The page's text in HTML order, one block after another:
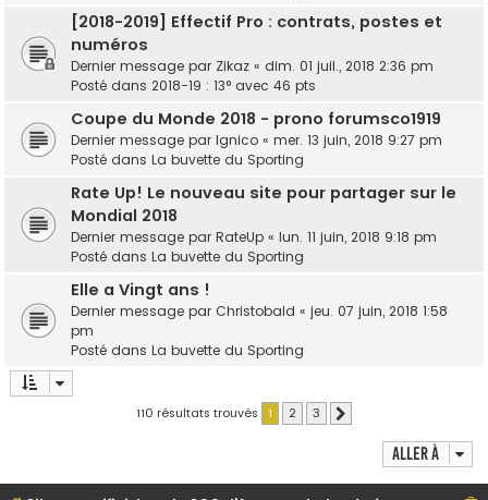
[2018-2019] Effectif Pro : contrats, postes et
numéros
Dernier message par Zikaz « dim. 01 juil., 2018 2:36 pm
Posté dans 2018-19 : 13° avec 46 pts
Coupe du Monde 2018 - prono forumsco1919
Dernier message par lgnico « mer. 13 juin, 2018 9:27 pm
Posté dans La buvette du Sporting
Rate Up! Le nouveau site pour partager sur le
Mondial 2018
Dernier message par RateUp « lun. 11 juin, 2018 9:18 pm
Posté dans La buvette du Sporting
Elle a Vingt ans !
Dernier message par Christobald « jeu. 07 juin, 2018 1:58
pm
Posté dans La buvette du Sporting
110 résultats trouvés 1 2 3
Aller à